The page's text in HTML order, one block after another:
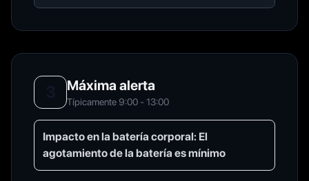
Máxima alerta
Típicamente 9:00 - 13:00
Impacto en la batería corporal: El
agotamiento de la batería es mínimo